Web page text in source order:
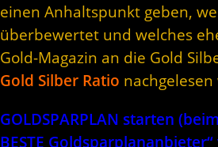
einen Anhaltspunkt geben,
überbewertet und welches
Gold-Magazin an die Gold
Gold Silber Ratio
GOLDSPARPLAN starten
BESTE Goldsparplananbieter“